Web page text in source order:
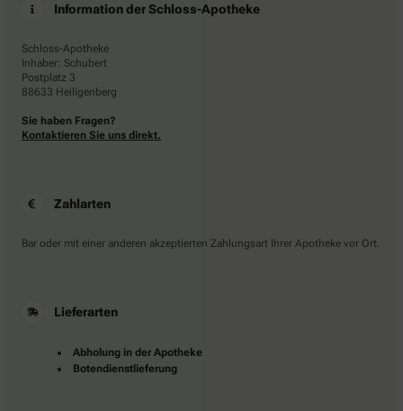
Information der Schloss-Apotheke
Schloss-Apotheke
Inhaber: Schubert
Postplatz 3
88633 Heiligenberg
Sie haben Fragen?
Kontaktieren Sie uns direkt.
Zahlarten
Bar oder mit einer anderen akzeptierten Zahlungsart Ihrer Apotheke vor Ort.
Lieferarten
Abholung in der Apotheke
Botendienstlieferung